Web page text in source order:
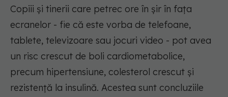
Copiii și tinerii care petrec ore în șir în fața
ecranelor - fie că este vorba de telefoane,
tablete, televizoare sau jocuri video - pot avea
un risc crescut de boli cardiometabolice,
precum hipertensiune, colesterol crescut și
rezistență la insulină. Acestea sunt concluziile